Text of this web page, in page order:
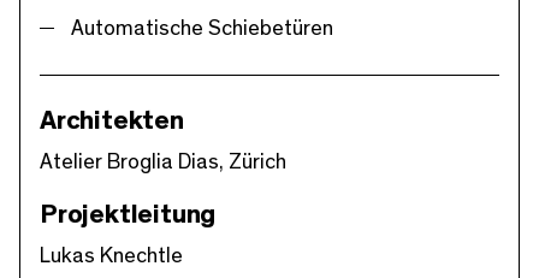
Automatische Schiebetüren
Architekten
Atelier Broglia Dias, Zürich
Projektleitung
Lukas Knechtle